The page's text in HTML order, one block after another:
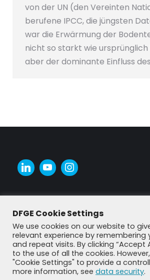
von der UN (den Vereinten
berufene IPCC, die jüngsten
war die Erwärmung der
nicht so starkt wie
aber der dominante Einfluss
DFGE Cookie Settings
We use cookies on our website to
relevant experience by remembering
and repeat visits. By clicking “Accept
to the use of all the cookies.
"Cookie Settings" to provide a
more information, see data security.